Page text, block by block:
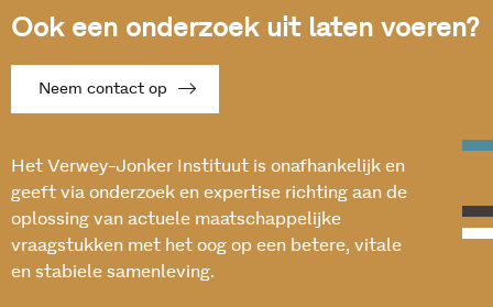
Ook een onderzoek uit laten voeren?
Neem contact op
Het Verwey-Jonker Instituut is onafhankelijk en
geeft via onderzoek en expertise richting aan de
oplossing van actuele maatschappelijke
vraagstukken met het oog op een betere, vitale
en stabiele samenleving.